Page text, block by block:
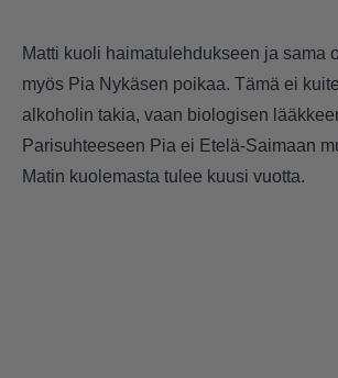
Matti kuoli haimatulehdukseen ja sama
myös Pia Nykäsen poikaa. Tämä ei
alkoholin takia, vaan biologisen
Parisuhteeseen Pia ei Etelä-Saimaan
Matin kuolemasta tulee kuusi vuotta.